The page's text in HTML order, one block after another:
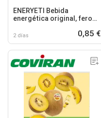
ENERYETI Bebida
energética original, feroz,
2 días 0,85 €